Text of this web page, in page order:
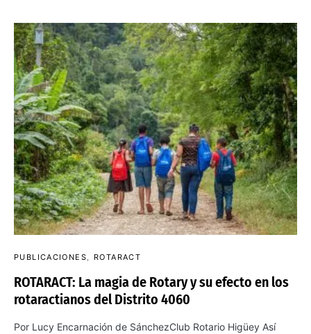
PUBLICACIONES ROTARACT
ROTARACT: La magia de Rotary y su efecto en los
rotaractianos del Distrito 4060
Por Lucy Encarnación de SánchezClub Rotario Higüey Así